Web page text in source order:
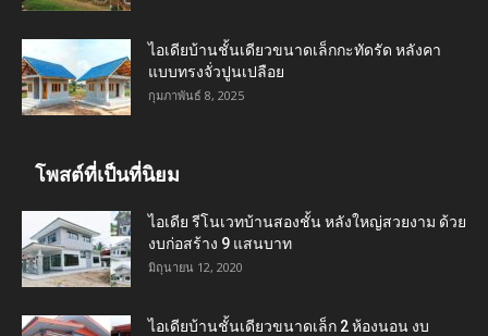
ไอเดียบ้านชั้นเดียวขนาดเล็กกะทัดรัด หลังคา
แบบทรงจั่วปูนเปลือย
กุมภาพันธ์ 8, 2025
โพสต์ที่เป็นที่นิยม
ไอเดีย รีโนเวทบ้านสองชั้น หลังใหญ่สวยงาม ด้วย
งบก่อสร้าง 9 แสนบาท
มิถุนายน 12, 2020
ไอเดียบ้านชั้นเดียวขนาดเล็ก 2 ห้องนอน งบ